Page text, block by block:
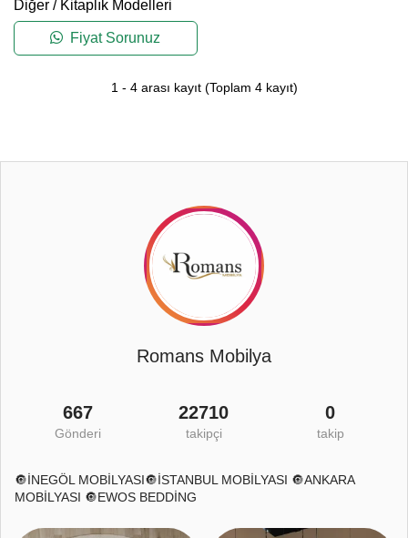
Diğer / Kitaplık Modelleri
Fiyat Sorunuz
1 - 4arası kayıt (Toplam 4kayıt)
Romans Mobilya
667
Gönderi
22710
takipçi
0
takip
🔘İNEGÖL MOBİLYASI🔘İSTANBUL MOBİLYASI 🔘ANKARA
MOBİLYASI 🔘EWOS BEDDİNG